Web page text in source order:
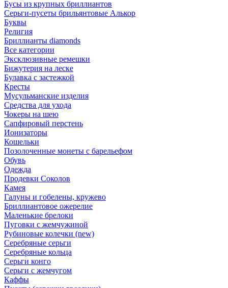
Бусы из крупных бриллиантов
Серьги-пусеты брильянтовые Алькор
Буквы
Религия
Бриллианты diamonds
Все категории
Эксклюзивные ремешки
Бижутерия на леске
Булавка с застежкой
Кресты
Мусульманские изделия
Средства для ухода
Чокеры на шею
Сапфировый перстень
Ионизаторы
Кошельки
Позолоченные монеты с барельефом
Обувь
Одежда
Продевки Соколов
Камея
Галуны и гобелены, кружево
Бриллиантовое ожерелие
Маленькие брелоки
Пуговки с жемчужиной
Рубиновые колечки (new)
Серебряные серьги
Серебряные кольца
Серьги конго
Серьги с жемчугом
Каффы